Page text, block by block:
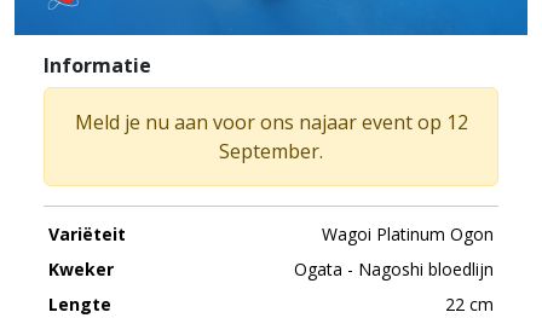
Informatie
Meld je nu aan voor ons najaar event op 12
September.
Variëteit
Wagoi Platinum Ogon
Kweker
Ogata - Nagoshi bloedlijn
Lengte
22 cm